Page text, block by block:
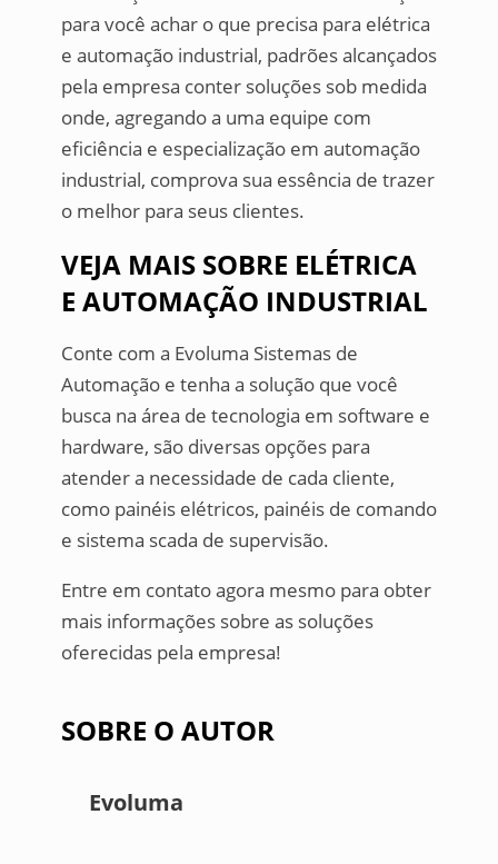
para você achar o que precisa para elétrica
e automação industrial, padrões alcançados
pela empresa conter soluções sob medida
onde, agregando a uma equipe com
eficiência e especialização em automação
industrial, comprova sua essência de trazer
o melhor para seus clientes.
VEJA MAIS SOBRE ELÉTRICA
E AUTOMAÇÃO INDUSTRIAL
Conte com a Evoluma Sistemas de
Automação e tenha a solução que você
busca na área de tecnologia em software e
hardware, são diversas opções para
atender a necessidade de cada cliente,
como painéis elétricos, painéis de comando
e sistema scada de supervisão.
Entre em contato agora mesmo para obter
mais informações sobre as soluções
oferecidas pela empresa!
SOBRE O AUTOR
Evoluma